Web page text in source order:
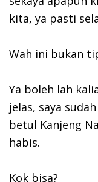
kita, ya pasti
Wah ini bukan
Ya boleh lah
jelas, saya
betul Kanjeng
habis.
Kok bisa?